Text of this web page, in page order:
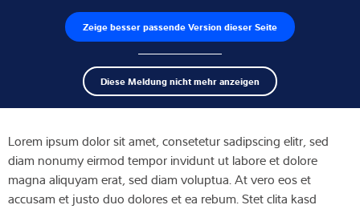
Zeige besser passende Version dieser Seite
Diese Meldung nicht mehr anzeigen
Produktfinder Jobs
Search
term
Wägeelektroniken
Industriewaagen
Inspektionslösungen
CN Video BiliBili
Lorem ipsum dolor sit amet, consetetur sadipscing elitr, sed
diam nonumy eirmod tempor invidunt ut labore et dolore
magna aliquyam erat, sed diam voluptua. At vero eos et
accusam et justo duo dolores et ea rebum. Stet clita kasd